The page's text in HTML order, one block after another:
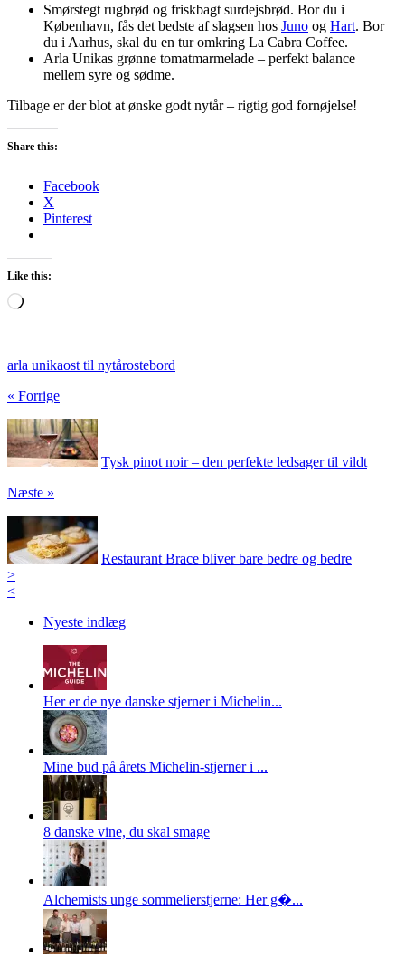
Smørstegt rugbrød og friskbagt surdejsbrød. Bor du i
København, fås det bedste af slagsen hos Juno og Hart. Bor
du i Aarhus, skal du en tur omkring La Cabra Coffee.
Arla Unikas grønne tomatmarmelade – perfekt balance
mellem syre og sødme.
Tilbage er der blot at ønske godt nytår – rigtig god fornøjelse!
Share this:
Facebook
X
Pinterest
Like this:
Loading…
arla unikaost til nytårostebord
« Forrige
Tysk pinot noir – den perfekte ledsager til vildt
Næste »
Restaurant Brace bliver bare bedre og bedre
>
<
Nyeste indlæg
Her er de nye danske stjerner i Michelin...
Mine bud på årets Michelin-stjerner i ...
8 danske vine, du skal smage
Alchemists unge sommelierstjerne: Her g�...